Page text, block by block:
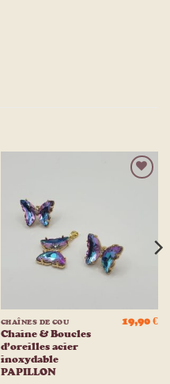
CHAÎNES DE COU
Chaine & Boucles
d’oreilles acier
inoxydable
PAPILLON
19,90€